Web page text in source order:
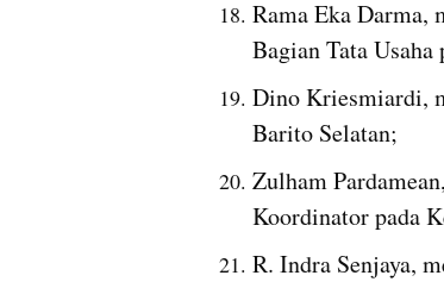
Rama Eka Darma,
Bagian Tata
Dino Kriesmiardi,
Barito Selatan;
Zulham
Koordinator pada
R. Indra Senjaya,